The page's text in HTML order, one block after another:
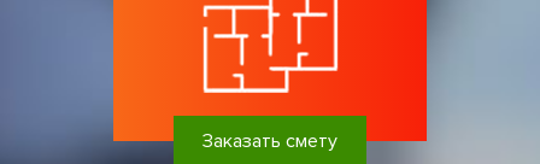
Заказать смету